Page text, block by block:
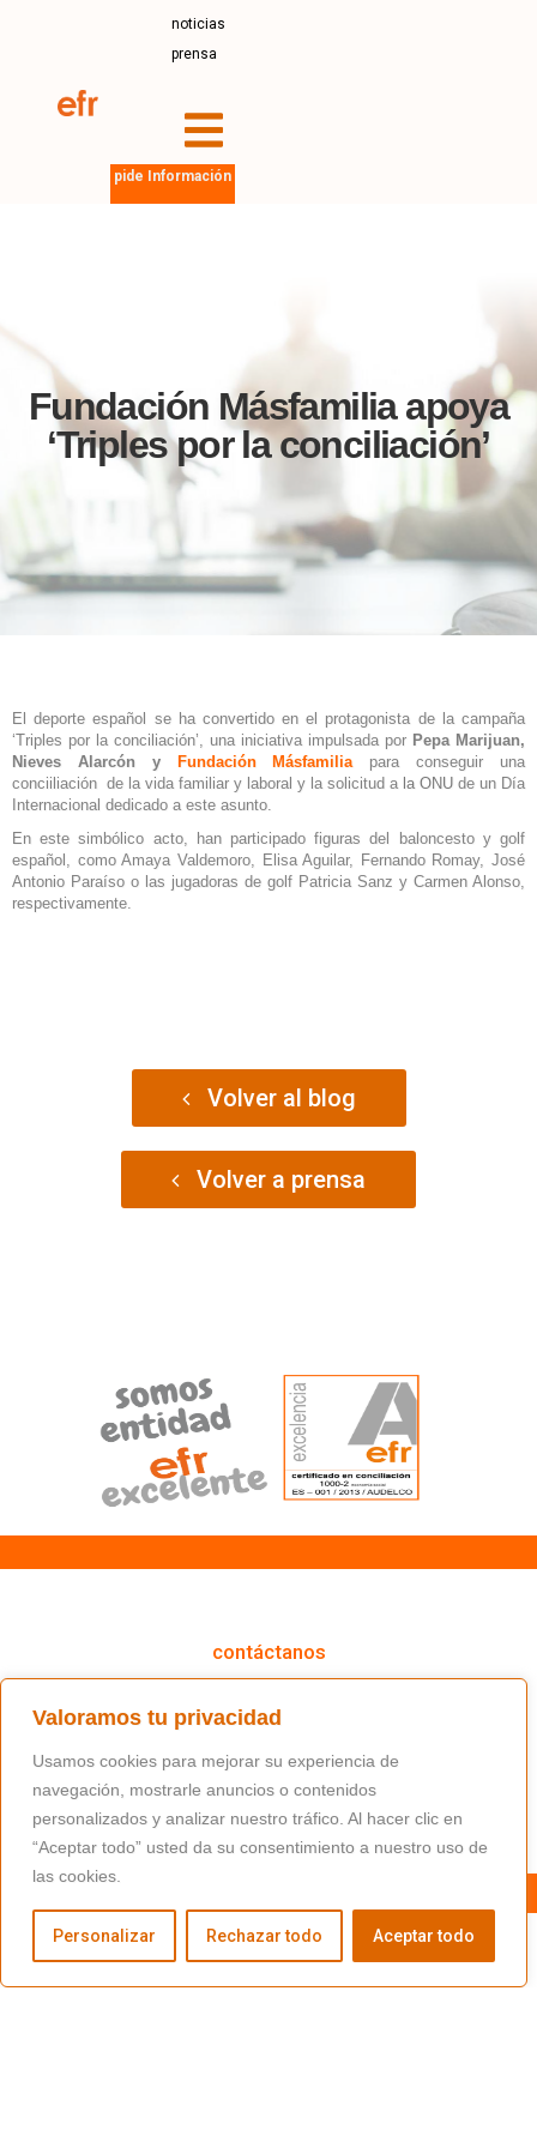
Valoramos tu privacidad
Usamos cookies para mejorar su experiencia de
navegación, mostrarle anuncios o contenidos
personalizados y analizar nuestro tráfico. Al hacer clic en
“Aceptar todo” usted da su consentimiento a nuestro uso de
las cookies.
Personalizar Rechazar todo Aceptar todo
noticias
prensa
pide Información
Fundación Másfamilia apoya
‘Triples por la conciliación’
El deporte español se ha convertido en el protagonista de la campaña
‘Triples por la conciliación’, una iniciativa impulsada por Pepa Marijuan,
Nieves Alarcón y
Fundación Másfamilia para conseguir una
conciiliación de la vida familiar y laboral y la solicitud a la ONU de un Día
Internacional dedicado a este asunto.
En este simbólico acto, han participado figuras del baloncesto y golf
español, como Amaya Valdemoro, Elisa Aguilar, Fernando Romay, José
Antonio Paraíso o las jugadoras de golf Patricia Sanz y Carmen Alonso,
respectivamente.
Volver al blog
Volver a prensa
contáctanos
(+34) 91 766 98 56 / fundacion@masfamilia.org
síguenos en nuestras redes sociales